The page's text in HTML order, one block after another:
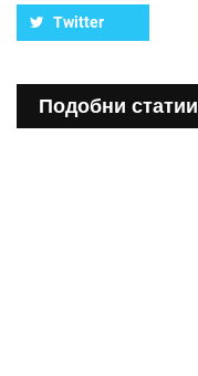
Twitter
Подобни статии